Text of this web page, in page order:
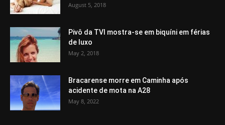
August 5, 2018
Pivô da TVI mostra-se em biquíni em férias
de luxo
May 2, 2018
Bracarense morre em Caminha após
acidente de mota na A28
May 8, 2022